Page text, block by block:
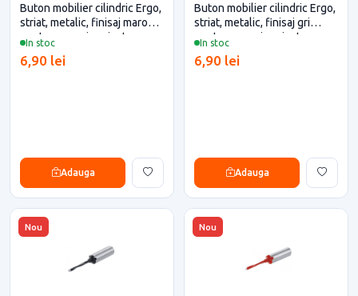
In stoc
Buton mobilier cilindric Ergo,
striat, metalic, finisaj maro
pentru casa si proiecte
6,90 lei
Adauga
In stoc
Buton mobilier cilindric Ergo,
striat, metalic, finisaj gri
pentru casa si proiecte
6,90 lei
Adauga
Nou Nou